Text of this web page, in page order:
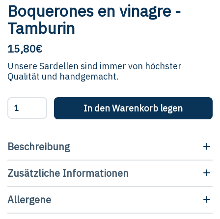
Boquerones en vinagre -
Tamburin
15,80€
Unsere Sardellen sind immer von höchster
Qualität und handgemacht.
Boquerones
en
vinagre
Pandereta
Menge
In den Warenkorb legen
Beschreibung
Zusätzliche Informationen
Allergene